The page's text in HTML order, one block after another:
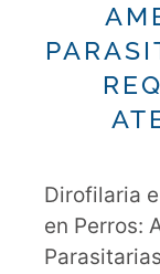
Dirofilaria
en Perros: